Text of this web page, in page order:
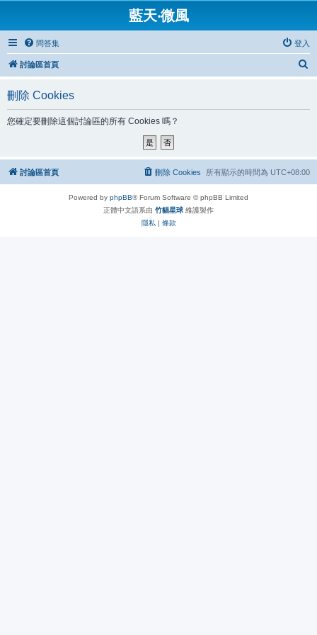
藍天‧微風
問答集 登入
討論區首頁
刪除 Cookies
您確定要刪除這個討論區的所有 Cookies 嗎？
討論區首頁 所有顯示的時間為 UTC+08:00
刪除 Cookies
Powered by phpBB® Forum Software © phpBB Limited
正體中文語系由 竹貓星球 維護製作
隱私 | 條款